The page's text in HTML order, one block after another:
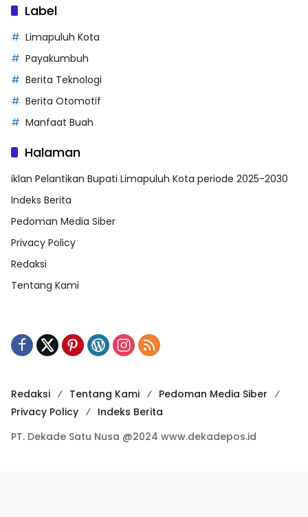
Label
Limapuluh Kota
Payakumbuh
Berita Teknologi
Berita Otomotif
Manfaat Buah
Halaman
iklan Pelantikan Bupati Limapuluh Kota periode 2025-2030
Indeks Berita
Pedoman Media Siber
Privacy Policy
Redaksi
Tentang Kami
Redaksi Tentang Kami
Pedoman Media Siber
Privacy Policy
Indeks Berita
PT. Dekade Satu Nusa @2024 www.dekadepos.id